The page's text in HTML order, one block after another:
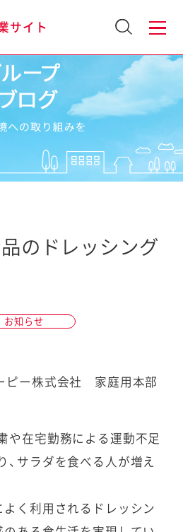
サイト
のドレッシング
お知らせ
ピー株式会社 家庭用本部
や在宅勤務による運動不足
、サラダを食べる人が増え
よく利用されるドレッシン